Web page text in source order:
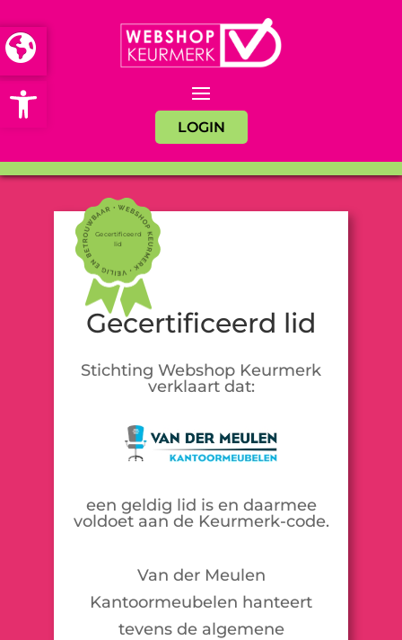
Open toolbar
LOGIN
Gecertificeerd
lid
Gecertificeerd lid
Stichting Webshop Keurmerk
verklaart dat:
een geldig lid is en daarmee
voldoet aan de Keurmerk-code.
Van der Meulen
Kantoormeubelen hanteert
tevens de algemene